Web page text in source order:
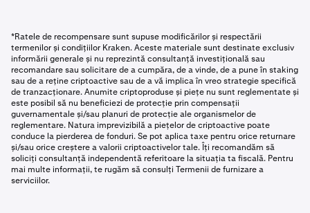
*Ratele de recompensare sunt supuse modificărilor și respectării
termenilor și condițiilor Kraken. Aceste materiale sunt destinate exclusiv
informării generale și nu reprezintă consultanță investițională sau
recomandare sau solicitare de a cumpăra, de a vinde, de a pune în staking
sau de a reține criptoactive sau de a vă implica în vreo strategie specifică
de tranzacționare. Anumite criptoproduse și piețe nu sunt reglementate și
este posibil să nu beneficiezi de protecție prin compensații
guvernamentale și/sau planuri de protecție ale organismelor de
reglementare. Natura imprevizibilă a piețelor de criptoactive poate
conduce la pierderea de fonduri. Se pot aplica taxe pentru orice returnare
și/sau orice creștere a valorii criptoactivelor tale. Îți recomandăm să
soliciți consultanță independentă referitoare la situația ta fiscală. Pentru
mai multe informații, te rugăm să consulți Termenii de furnizare a
serviciilor.